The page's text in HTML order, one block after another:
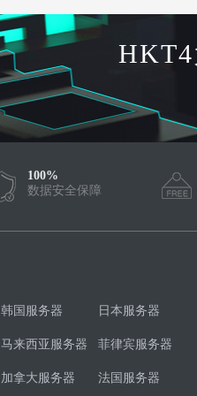
100%
数据安全保障
韩国服务器 日本服务器
马来西亚服务器 菲律宾服务器
加拿大服务器 法国服务器